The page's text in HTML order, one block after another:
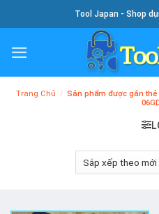
To
Content
Tool Japan - Shop
Trang Chủ / Sản phẩm được gắn